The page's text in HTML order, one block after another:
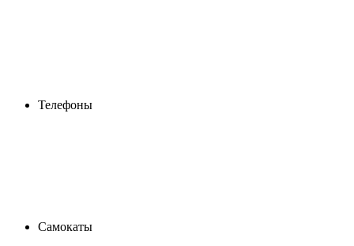
Телефоны
Самокаты